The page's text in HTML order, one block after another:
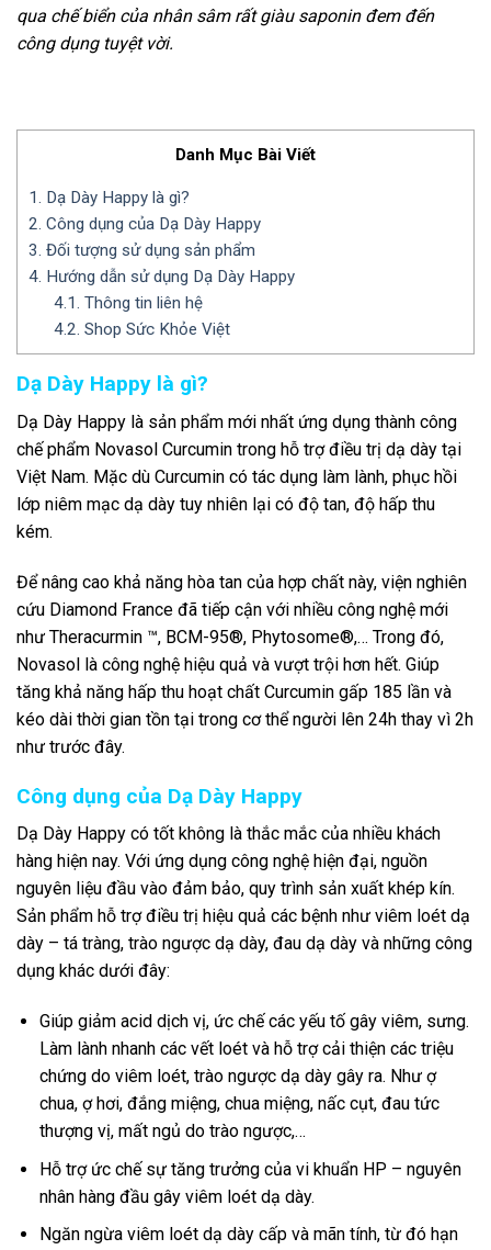
qua chế biển của nhân sâm rất giàu saponin đem đến
công dụng tuyệt vời.
Danh Mục Bài Viết
1. Dạ Dày Happy là gì?
2. Công dụng của Dạ Dày Happy
3. Đối tượng sử dụng sản phẩm
4. Hướng dẫn sử dụng Dạ Dày Happy
4.1. Thông tin liên hệ
4.2. Shop Sức Khỏe Việt
Dạ Dày Happy là gì?
Dạ Dày Happy là sản phẩm mới nhất ứng dụng thành công
chế phẩm Novasol Curcumin trong hỗ trợ điều trị dạ dày tại
Việt Nam. Mặc dù Curcumin có tác dụng làm lành, phục hồi
lớp niêm mạc dạ dày tuy nhiên lại có độ tan, độ hấp thu
kém.
Để nâng cao khả năng hòa tan của hợp chất này, viện nghiên
cứu Diamond France đã tiếp cận với nhiều công nghệ mới
như Theracurmin ™, BCM-95®, Phytosome®,… Trong đó,
Novasol là công nghệ hiệu quả và vượt trội hơn hết. Giúp
tăng khả năng hấp thu hoạt chất Curcumin gấp 185 lần và
kéo dài thời gian tồn tại trong cơ thể người lên 24h thay vì 2h
như trước đây.
Công dụng của Dạ Dày Happy
Dạ Dày Happy có tốt không là thắc mắc của nhiều khách
hàng hiện nay. Với ứng dụng công nghệ hiện đại, nguồn
nguyên liệu đầu vào đảm bảo, quy trình sản xuất khép kín.
Sản phẩm hỗ trợ điều trị hiệu quả các bệnh như viêm loét dạ
dày – tá tràng, trào ngược dạ dày, đau dạ dày và những công
dụng khác dưới đây:
Giúp giảm acid dịch vị, ức chế các yếu tố gây viêm, sưng.
Làm lành nhanh các vết loét và hỗ trợ cải thiện các triệu
chứng do viêm loét, trào ngược dạ dày gây ra. Như ợ
chua, ợ hơi, đắng miệng, chua miệng, nấc cụt, đau tức
thượng vị, mất ngủ do trào ngược,…
Hỗ trợ ức chế sự tăng trưởng của vi khuẩn HP – nguyên
nhân hàng đầu gây viêm loét dạ dày.
Ngăn ngừa viêm loét dạ dày cấp và mãn tính, từ đó hạn